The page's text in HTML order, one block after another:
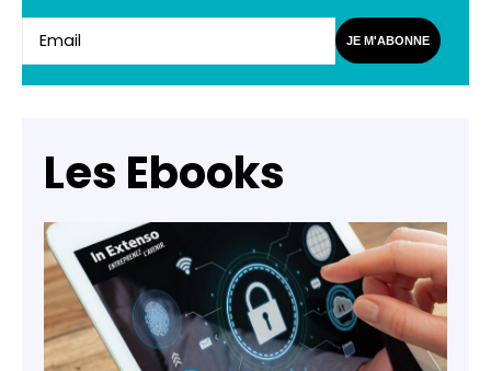
JE M'ABONNE
Les Ebooks